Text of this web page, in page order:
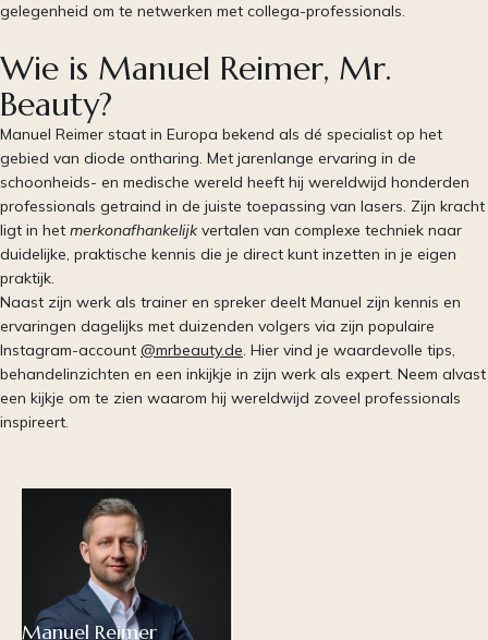
gelegenheid om te netwerken met collega-professionals.
Wie is Manuel Reimer, Mr.
Beauty?
Manuel Reimer staat in Europa bekend als dé specialist op het
gebied van diode ontharing. Met jarenlange ervaring in de
schoonheids- en medische wereld heeft hij wereldwijd honderden
professionals getraind in de juiste toepassing van lasers. Zijn kracht
ligt in het merkonafhankelijk vertalen van complexe techniek naar
duidelijke, praktische kennis die je direct kunt inzetten in je eigen
praktijk.
Naast zijn werk als trainer en spreker deelt Manuel zijn kennis en
ervaringen dagelijks met duizenden volgers via zijn populaire
Instagram-account @mrbeauty.de . Hier vind je waardevolle tips,
behandelinzichten en een inkijkje in zijn werk als expert. Neem alvast
een kijkje om te zien waarom hij wereldwijd zoveel professionals
inspireert.
Manuel Reimer